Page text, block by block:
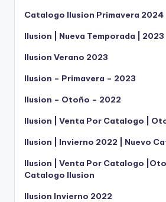
Catalogo Ilusion Primavera 2024
Ilusion | Nueva Temporada |
Ilusion Verano 2023
Ilusion – Primavera – 2023
Ilusion – Otoño – 2022
Ilusion | Venta Por Catalogo |
Ilusion | Invierno 2022 | Nuevo
Ilusion | Venta Por Catalogo
Catalogo Ilusion
Ilusion Invierno 2022